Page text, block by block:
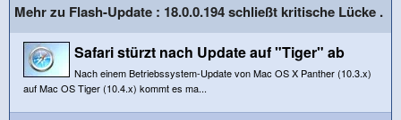
Mehr zu Flash-Update : 18.0.0.194 schließt kritische Lücke .
Safari stürzt nach Update auf "Tiger" ab
Nach einem Betriebssystem-Update von Mac OS X Panther (10.3.x)
auf Mac OS Tiger (10.4.x) kommt es ma...